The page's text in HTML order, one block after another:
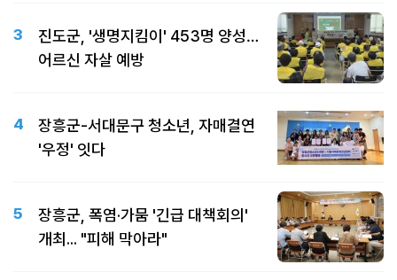
3
진도군, '생명지킴이' 453명 양성…
어르신 자살 예방
4
장흥군-서대문구 청소년, 자매결연
'우정' 잇다
5
장흥군, 폭염·가뭄 '긴급 대책회의'
개최... "피해 막아라"